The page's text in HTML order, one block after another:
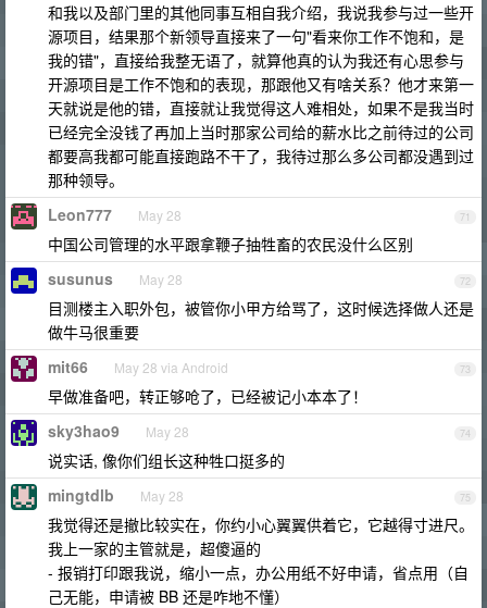
和我以及部门里的其他同事互相自我介绍，我说我参与过一些开
源项目，结果那个新领导直接来了一句"看来你工作不饱和，是
我的错"，直接给我整无语了，就算他真的认为我还有心思参与
开源项目是工作不饱和的表现，那跟他又有啥关系？他才来第一
天就说是他的错，直接就让我觉得这人难相处，如果不是我当时
已经完全没钱了再加上当时那家公司给的薪水比之前待过的公司
都要高我都可能直接跑路不干了，我待过那么多公司都没遇到过
那种领导。
71
Leon777 May 28
中国公司管理的水平跟拿鞭子抽牲畜的农民没什么区别
72
susunus May 28
目测楼主入职外包，被管你小甲方给骂了，这时候选择做人还是
做牛马很重要
73
mit66 May 28 via Android
早做准备吧，转正够呛了，已经被记小本本了！
74
sky3hao9 May 28
说实话, 像你们组长这种牲口挺多的
75
mingtdlb May 28
我觉得还是撤比较实在，你约小心翼翼供着它，它越得寸进尺。
我上一家的主管就是，超傻逼的
- 报销打印跟我说，缩小一点，办公用纸不好申请，省点用（自
己无能，申请被 BB 还是咋地不懂）